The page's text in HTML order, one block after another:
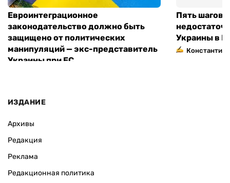
Евроинтеграционное
законодательство должно быть
защищено от политических
манипуляций — экс-представитель
Украины при ЕС
Пять шагов
Украины в
Константин
ИЗДАНИЕ
Архивы
Редакция
Реклама
Редакционная политика